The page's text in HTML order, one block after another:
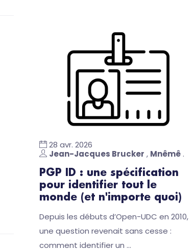
28 avr. 2026
Jean-Jacques Brucker , Mnêmê .
PGP ID : une spécification
pour identifier tout le
monde (et n'importe quoi)
Depuis les débuts d’Open-UDC en 2010,
une question revenait sans cesse :
comment identifier un …